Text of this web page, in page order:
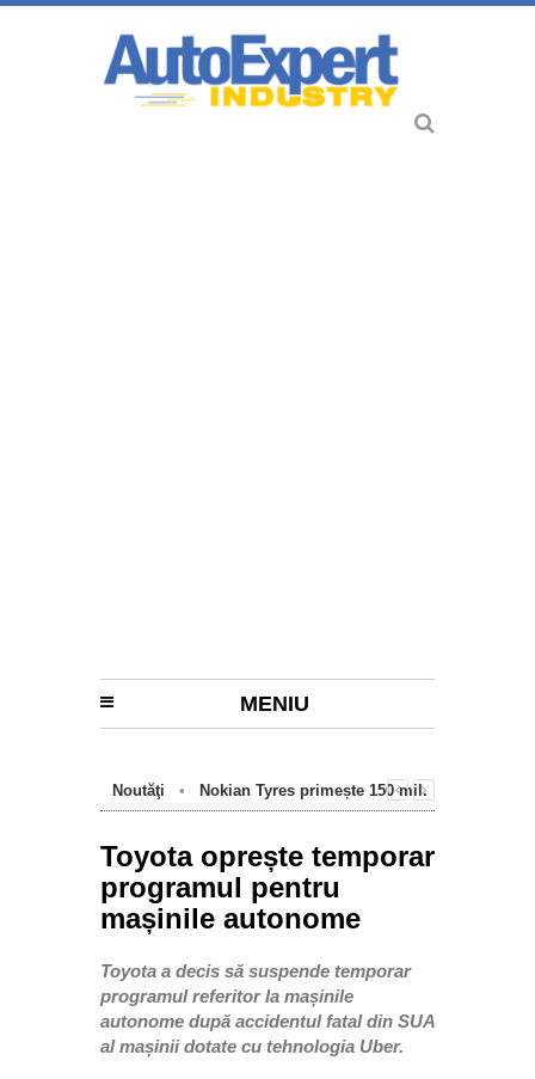
MENIU
Noutăţi •
Nokian Tyres primește 150 mil.
cu emisii zero de la Oradea
Toyota oprește temporar
programul pentru
mașinile autonome
Toyota a decis să suspende temporar
programul referitor la mașinile
autonome după accidentul fatal din SUA
al mașinii dotate cu tehnologia Uber.